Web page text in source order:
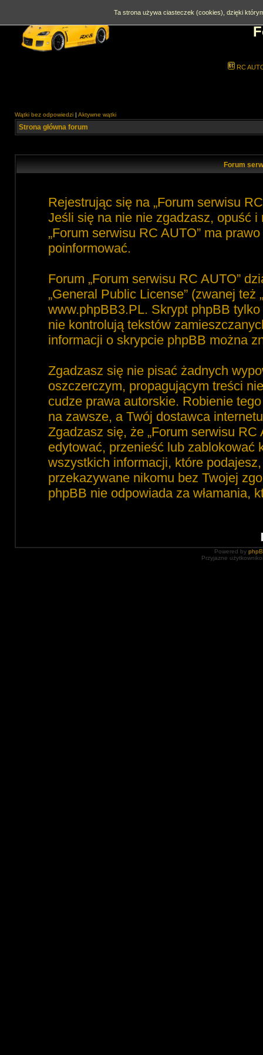
RC
Wątki bez odpowiedzi | Aktywne wątki
Strona główna forum
Forum
Rejestrując się na „Forum serwisu
Jeśli się na nie nie zgadzasz, opuść i
„Forum serwisu RC AUTO” ma
poinformować.
Forum „Forum serwisu RC AUTO”
„General Public License” (zwanej też
www.phpBB3.PL. Skrypt phpBB
nie kontrolują tekstów
informacji o skrypcie phpBB można
Zgadzasz się nie pisać żadnych
oszczerczym, propagującym treści
cudze prawa autorskie. Robienie
na zawsze, a Twój dostawca
Zgadzasz się, że „Forum serwisu
edytować, przenieść lub zablokować
wszystkich informacji, które
przekazywane nikomu bez Twojej
phpBB nie odpowiada za włamania,
Powered by
Przyjazne
Ta strona używa ciasteczek (cookies), dzięki